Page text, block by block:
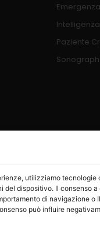
utilizziamo
del dispositivo. Il consenso
di navigazione o
può influire
Paziente